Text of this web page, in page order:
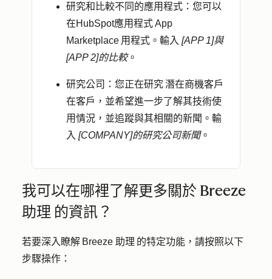
研究和比較不同的應用程式 ：您可以
在HubSpot應用程式 App
Marketplace 用程式。輸入 [APP 1]與
[APP 2]的比較。
研究公司 ：您正在研究 潛在商機客戶
在客戶，並希望進一步了解其技術使
用情況，並追蹤與其相關的新聞。輸
入 [COMPANY]的研究公司新聞。
我可以在哪裡了解更多關於 Breeze
助理 的資訊？
若要深入瞭解 Breeze 助理 的特定功能，請按照以下
步驟操作：